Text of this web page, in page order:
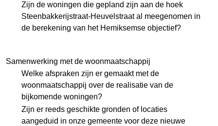
Zijn de woningen die gepland zijn aan de hoek
Steenbakkerijstraat-Heuvelstraat al meegenomen in
de berekening van het Hemiksemse objectief?
Samenwerking met de woonmaatschappij
Welke afspraken zijn er gemaakt met de
woonmaatschappij over de realisatie van de
bijkomende woningen?
Zijn er reeds geschikte gronden of locaties
aangeduid in onze gemeente voor deze nieuwe